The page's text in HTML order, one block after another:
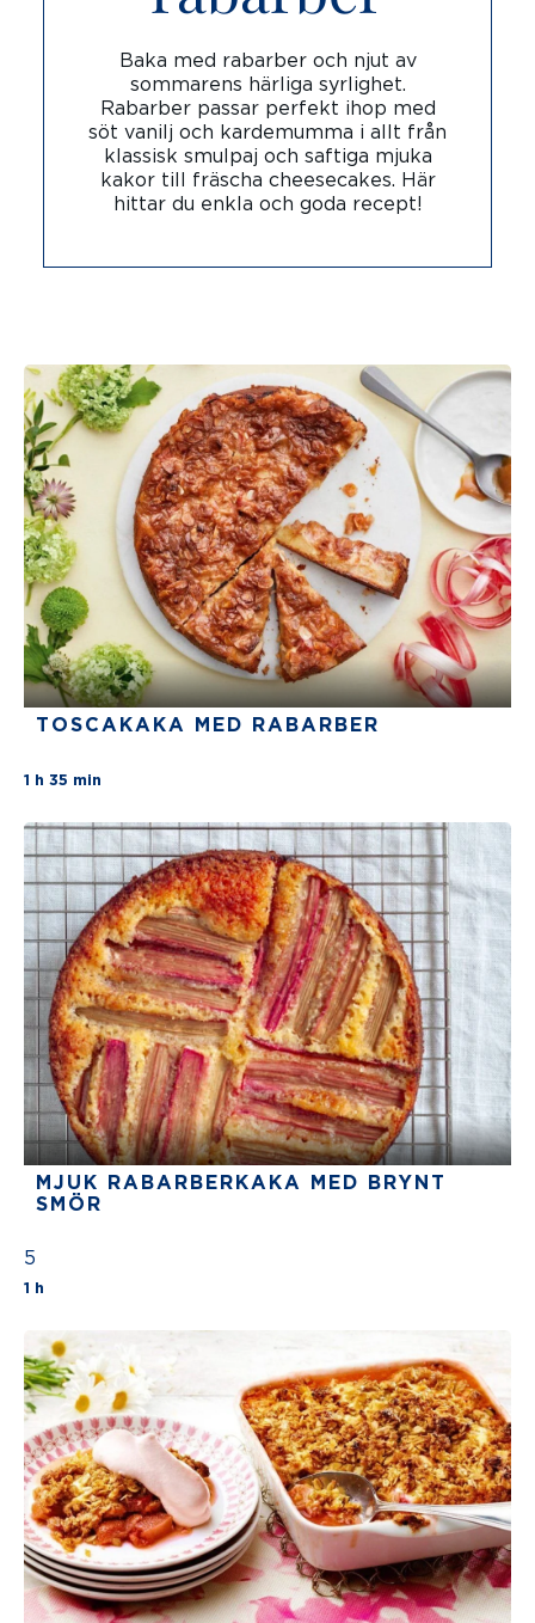
Baka med rabarber och njut av
sommarens härliga syrlighet.
Rabarber passar perfekt ihop med
söt vanilj och kardemumma i allt från
klassisk smulpaj och saftiga mjuka
kakor till fräscha cheesecakes. Här
hittar du enkla och goda recept!
TOSCAKAKA MED RABARBER
1 h 35 min
MJUK RABARBERKAKA MED BRYNT
SMÖR
5
1 h